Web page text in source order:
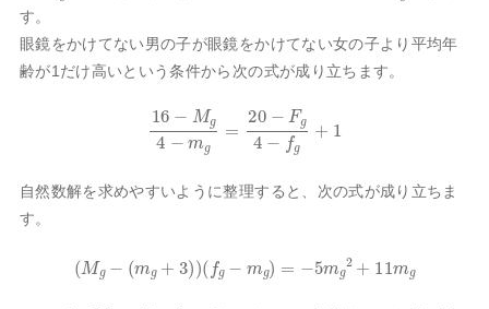
す。
眼鏡をかけてない男の子が眼鏡をかけてない女の子より平均年
齢が1だけ高いという条件から次の式が成り立ちます。
−M 4−m 20 g4
自然数解を求めやすいように整理すると、次の式が成り立ちま
す。
(M − g +3))( fg )= mg +11 mg